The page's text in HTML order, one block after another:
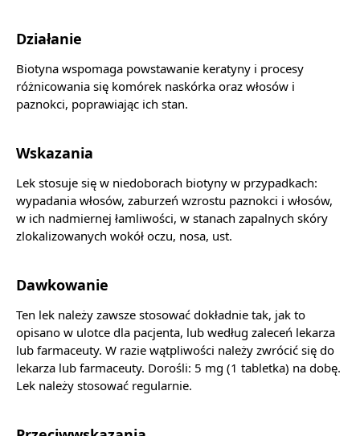
Działanie
Biotyna wspomaga powstawanie keratyny i procesy
różnicowania się komórek naskórka oraz włosów i
paznokci, poprawiając ich stan.
Wskazania
Lek stosuje się w niedoborach biotyny w przypadkach:
wypadania włosów, zaburzeń wzrostu paznokci i włosów,
w ich nadmiernej łamliwości, w stanach zapalnych skóry
zlokalizowanych wokół oczu, nosa, ust.
Dawkowanie
Ten lek należy zawsze stosować dokładnie tak, jak to
opisano w ulotce dla pacjenta, lub według zaleceń lekarza
lub farmaceuty. W razie wątpliwości należy zwrócić się do
lekarza lub farmaceuty. Dorośli: 5 mg (1 tabletka) na dobę.
Lek należy stosować regularnie.